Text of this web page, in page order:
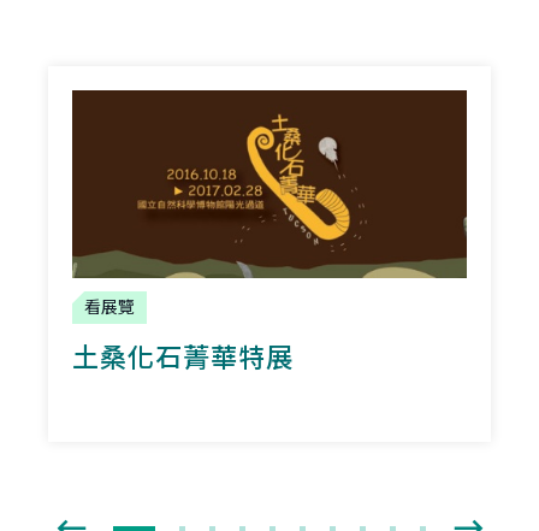
看展覽
土桑化石菁華特展